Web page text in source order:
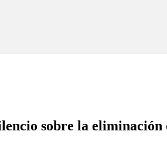
sobre la eliminación